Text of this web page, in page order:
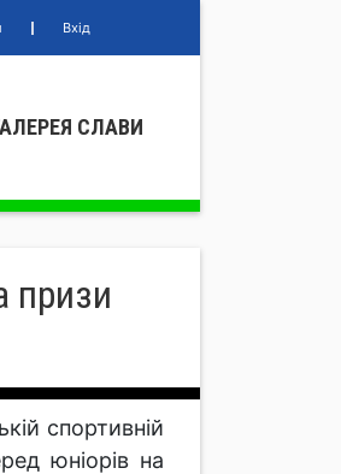
Вхід
СЛАВИ
призи
спортивній
юніорів на